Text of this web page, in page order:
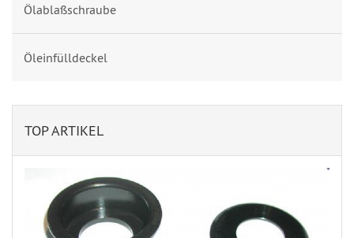
Ölablaßschraube
Öleinfülldeckel
TOP ARTIKEL